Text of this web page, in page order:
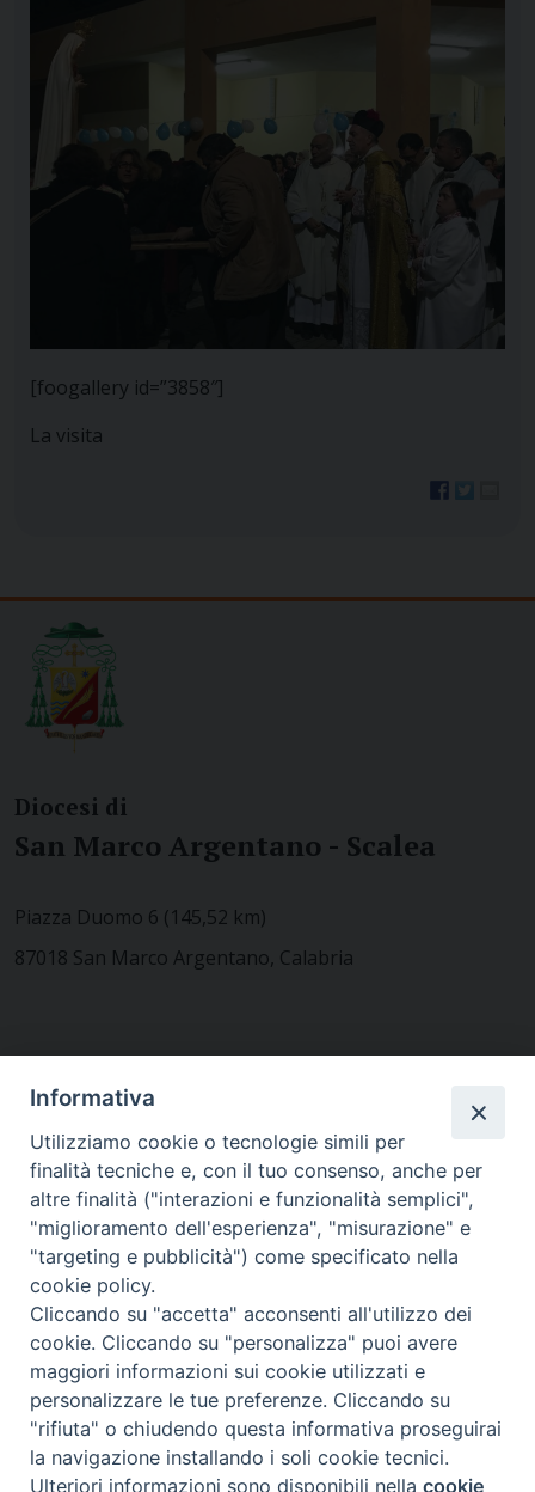
[foogallery id=”3858″]
La visita
Diocesi di
San Marco Argentano - Scalea
Piazza Duomo 6 (145,52 km)
87018 San Marco Argentano, Calabria
MODULISTICA
WEBMAIL
RENDICONTO 8X1000
PRIVACY E COOKIE POLICY
Preferenze Cookie
Informativa
Utilizziamo cookie o tecnologie simili per
finalità tecniche e, con il tuo consenso, anche per
altre finalità ("interazioni e funzionalità semplici",
"miglioramento dell'esperienza", "misurazione" e
"targeting e pubblicità") come specificato nella
cookie policy.
Cliccando su "accetta" acconsenti all'utilizzo dei
cookie. Cliccando su "personalizza" puoi avere
maggiori informazioni sui cookie utilizzati e
personalizzare le tue preferenze. Cliccando su
"rifiuta" o chiudendo questa informativa proseguirai
la navigazione installando i soli cookie tecnici.
Ulteriori informazioni sono disponibili nellacookie